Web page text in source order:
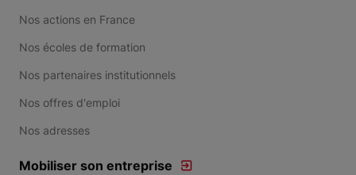
Nos actions en France
Nos écoles de formation
Nos partenaires institutionnels
Nos offres d'emploi
Nos adresses
Mobiliser son entreprise